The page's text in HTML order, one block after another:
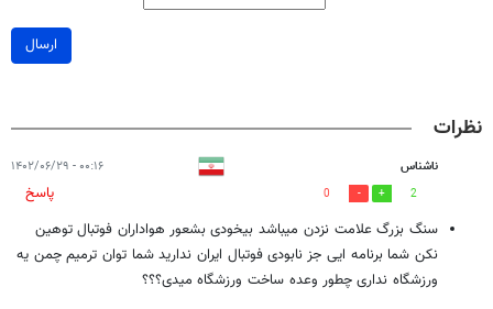
ارسال
نظرات
ناشناس ۰۰:۱۶ - ۱۴۰۲/۰۶/۲۹
2
0
پاسخ
سنگ بزرگ علامت نزدن میباشد بیخودی بشعور هواداران فوتبال توهین
نکن شما برنامه ایی جز نابودی فوتبال ایران ندارید شما توان ترمیم چمن یه
ورزشگاه نداری چطور وعده ساخت ورزشگاه میدی؟؟؟